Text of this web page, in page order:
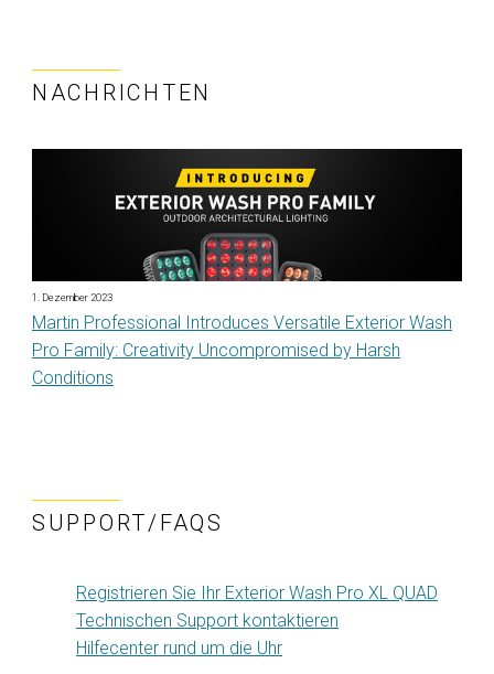
NACHRICHTEN
1. Dezember 2023
Martin Professional Introduces Versatile Exterior Wash
Pro Family: Creativity Uncompromised by Harsh
Conditions
SUPPORT/FAQS
Registrieren Sie Ihr Exterior Wash Pro XL QUAD
Technischen Support kontaktieren
Hilfecenter rund um die Uhr